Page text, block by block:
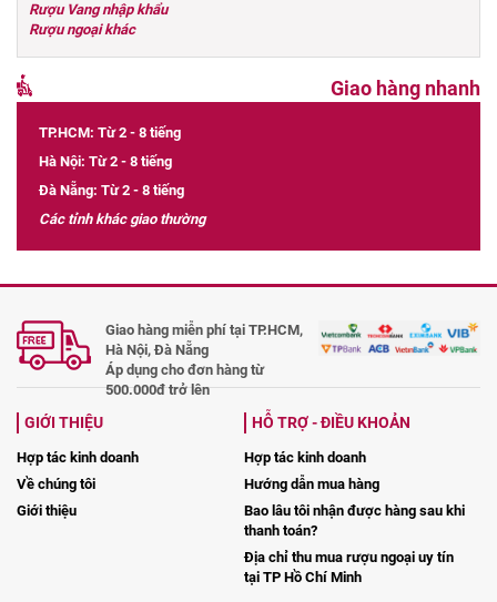
Rượu Vang nhập khẩu
Rượu ngoại khác
Giao hàng nhanh
TP.HCM: Từ 2 - 8 tiếng
Hà Nội: Từ 2 - 8 tiếng
Đà Nẵng: Từ 2 - 8 tiếng
Các tỉnh khác giao thường
Giao hàng miễn phí tại TP.HCM,
Hà Nội, Đà Nẵng
Áp dụng cho đơn hàng từ
500.000đ trở lên
GIỚI THIỆU
Hợp tác kinh doanh
Về chúng tôi
Giới thiệu
HỖ TRỢ - ĐIỀU KHOẢN
Hợp tác kinh doanh
Hướng dẫn mua hàng
Bao lâu tôi nhận được hàng sau khi
thanh toán?
Địa chỉ thu mua rượu ngoại uy tín
tại TP Hồ Chí Minh